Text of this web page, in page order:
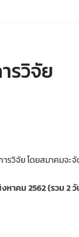
รวิจัย
ย โดยสมาคมจะ
หาคม 2562 (รวม 2